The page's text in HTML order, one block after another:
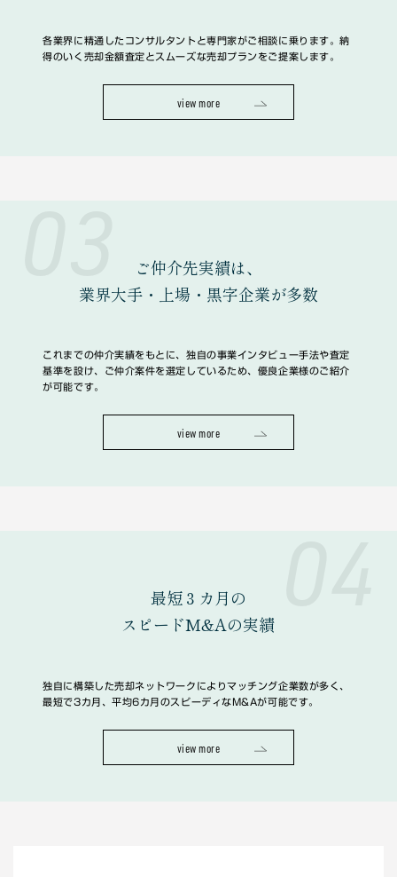
各業界に精通したコンサルタントと専門家がご相談に乗ります。納
得のいく売却金額査定とスムーズな売却プランをご提案します。
view more
ご仲介先実績は、
業界大手・上場・黒字企業が多数
これまでの仲介実績をもとに、独自の事業インタビュー手法や査定
基準を設け、ご仲介案件を選定しているため、優良企業様のご紹介
が可能です。
view more
最短３カ月の
スピードM&Aの実績
独自に構築した売却ネットワークによりマッチング企業数が多く、
最短で3カ月、平均6カ月のスピーディなM&Aが可能です。
view more